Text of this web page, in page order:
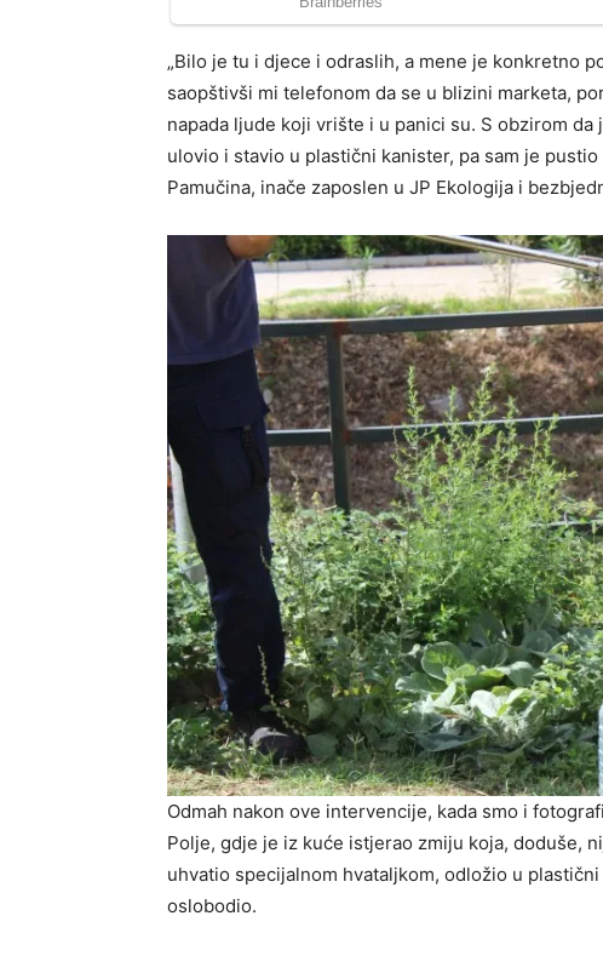
„Bilo je tu i djece i odraslih, a mene je konkretno
saopštivši mi telefonom da se u blizini marketa,
napada ljude koji vrište i u panici su. S obzirom
ulovio i stavio u plastični kanister, pa sam je
Pamučina, inače zaposlen u JP Ekologija i
Odmah nakon ove intervencije, kada smo i
Polje, gdje je iz kuće istjerao zmiju koja, doduše,
uhvatio specijalnom hvataljkom, odložio u
oslobodio.